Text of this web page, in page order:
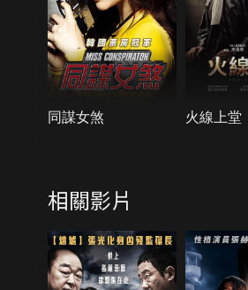
同謀女煞 火線上堂
相關影片